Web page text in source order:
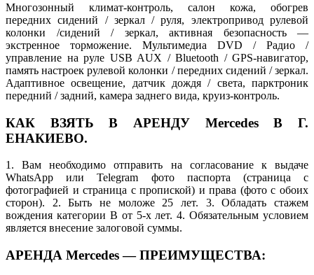
Многозонный климат-контроль, салон кожа, обогрев
передних сидений / зеркал / руля, электропривод рулевой
колонки /сидений / зеркал, активная безопасность —
экстренное торможение. Мультимедиа DVD / Радио /
управление на руле USB AUX / Bluetooth / GPS-навигатор,
память настроек рулевой колонки / передних сидений / зеркал.
Адаптивное освещение, датчик дождя / света, парктроник
передний / задний, камера заднего вида, круиз-контроль.
КАК ВЗЯТЬ В АРЕНДУ Mercedes В Г.
ЕНАКИЕВО.
1. Вам необходимо отправить на согласование к выдаче
WhatsApp или Telegram фото паспорта (страница с
фотографией и страница с пропиской) и права (фото с обоих
сторон). 2. Быть не моложе 25 лет. 3. Обладать стажем
вождения категории В от 5-х лет. 4. Обязательным условием
является внесение залоговой суммы.
АРЕНДА Mercedes — ПРЕИМУЩЕСТВА: